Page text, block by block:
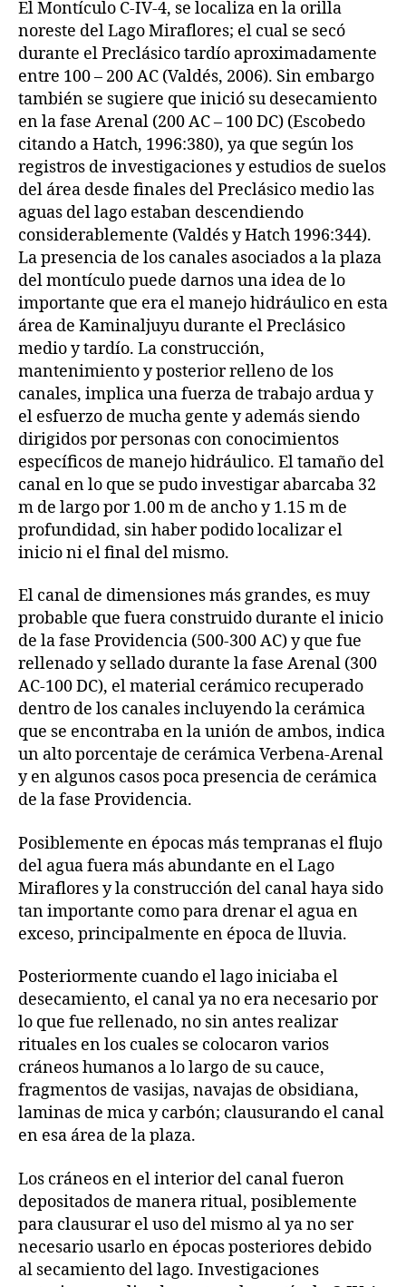
El Montículo C-IV-4, se localiza en la orilla
noreste del Lago Miraflores; el cual se secó
durante el Preclásico tardío aproximadamente
entre 100 – 200 AC (Valdés, 2006). Sin embargo
también se sugiere que inició su desecamiento
en la fase Arenal (200 AC – 100 DC) (Escobedo
citando a Hatch, 1996:380), ya que según los
registros de investigaciones y estudios de suelos
del área desde finales del Preclásico medio las
aguas del lago estaban descendiendo
considerablemente (Valdés y Hatch 1996:344).
La presencia de los canales asociados a la plaza
del montículo puede darnos una idea de lo
importante que era el manejo hidráulico en esta
área de Kaminaljuyu durante el Preclásico
medio y tardío. La construcción,
mantenimiento y posterior relleno de los
canales, implica una fuerza de trabajo ardua y
el esfuerzo de mucha gente y además siendo
dirigidos por personas con conocimientos
específicos de manejo hidráulico. El tamaño del
canal en lo que se pudo investigar abarcaba 32
m de largo por 1.00 m de ancho y 1.15 m de
profundidad, sin haber podido localizar el
inicio ni el final del mismo.
El canal de dimensiones más grandes, es muy
probable que fuera construido durante el inicio
de la fase Providencia (500-300 AC) y que fue
rellenado y sellado durante la fase Arenal (300
AC-100 DC), el material cerámico recuperado
dentro de los canales incluyendo la cerámica
que se encontraba en la unión de ambos, indica
un alto porcentaje de cerámica Verbena-Arenal
y en algunos casos poca presencia de cerámica
de la fase Providencia.
Posiblemente en épocas más tempranas el flujo
del agua fuera más abundante en el Lago
Miraflores y la construcción del canal haya sido
tan importante como para drenar el agua en
exceso, principalmente en época de lluvia.
Posteriormente cuando el lago iniciaba el
desecamiento, el canal ya no era necesario por
lo que fue rellenado, no sin antes realizar
rituales en los cuales se colocaron varios
cráneos humanos a lo largo de su cauce,
fragmentos de vasijas, navajas de obsidiana,
laminas de mica y carbón; clausurando el canal
en esa área de la plaza.
Los cráneos en el interior del canal fueron
depositados de manera ritual, posiblemente
para clausurar el uso del mismo al ya no ser
necesario usarlo en épocas posteriores debido
al secamiento del lago. Investigaciones